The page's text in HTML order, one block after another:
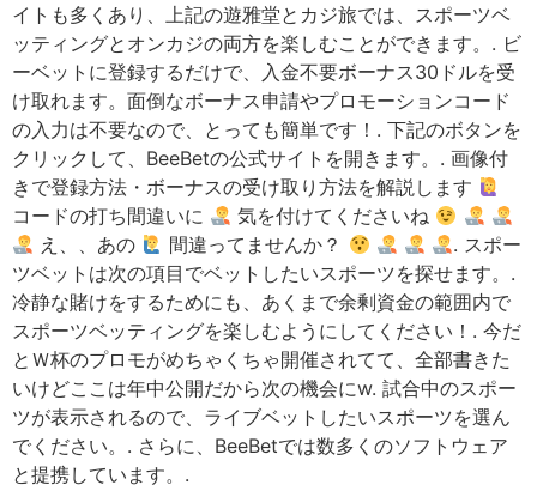
イトも多くあり、上記の遊雅堂とカジ旅では、スポーツベ
ッティングとオンカジの両方を楽しむことができます。. ビ
ーベットに登録するだけで、入金不要ボーナス30ドルを受
け取れます。面倒なボーナス申請やプロモーションコード
の入力は不要なので、とっても簡単です！. 下記のボタンを
クリックして、BeeBetの公式サイトを開きます。. 画像付
きで登録方法・ボーナスの受け取り方法を解説します
コードの打ち間違いに
気を付けてくださいね
え、、あの
間違ってませんか？
. スポー
ツベットは次の項目でベットしたいスポーツを探せます。.
冷静な賭けをするためにも、あくまで余剰資金の範囲内で
スポーツベッティングを楽しむようにしてください！. 今だ
とＷ杯のプロモがめちゃくちゃ開催されてて、全部書きた
いけどここは年中公開だから次の機会にw. 試合中のスポー
ツが表示されるので、ライブベットしたいスポーツを選ん
でください。. さらに、BeeBetでは数多くのソフトウェア
と提携しています。.